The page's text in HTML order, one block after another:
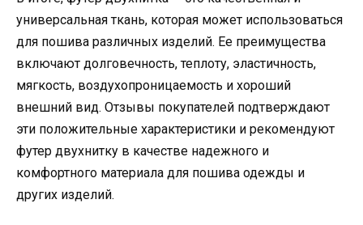
универсальная ткань, которая может использоваться
для пошива различных изделий. Ее преимущества
включают долговечность, теплоту, эластичность,
мягкость, воздухопроницаемость и хороший
внешний вид. Отзывы покупателей подтверждают
эти положительные характеристики и рекомендуют
футер двухнитку в качестве надежного и
комфортного материала для пошива одежды и
других изделий.